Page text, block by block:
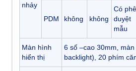
nhảy
PDM không không
Có phê
duyệt
mẫu
Màn hình
hiển thị
6 số –cao 30mm,
backlight), 20 phím